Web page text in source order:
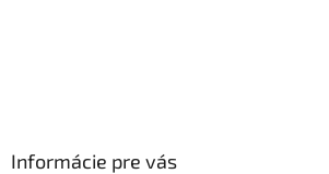
Informácie pre vás